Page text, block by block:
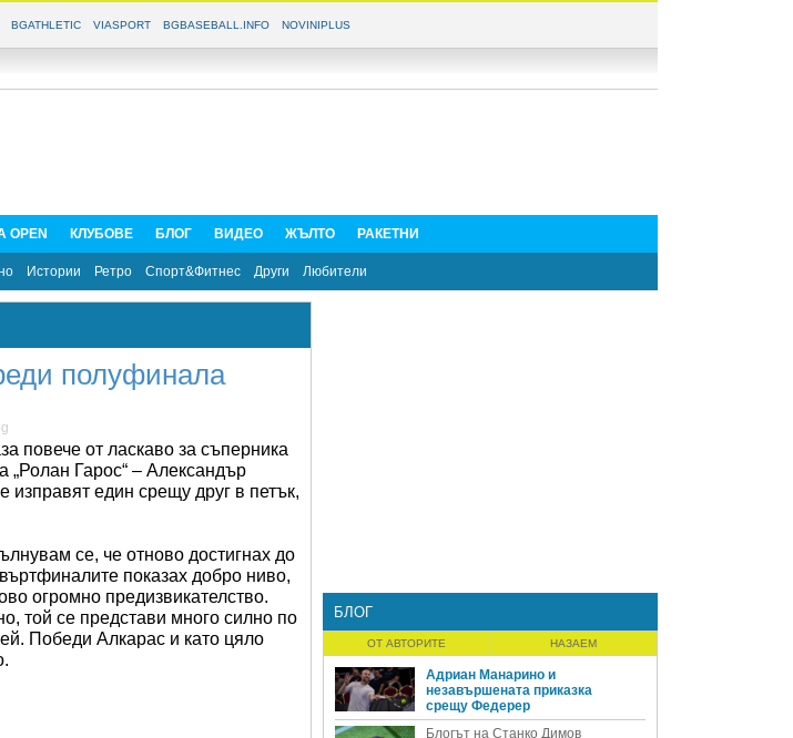
BGATHLETIC VIASPORT BGBASEBALL.INFO NOVINIPLUS
OPEN КЛУБОВЕ БЛОГ ВИДЕО ЖЪЛТО РАКЕТНИ
Истории Ретро Спорт&Фитнес Други Любители
полуфинала
повече от ласкаво за съперника
„Ролан Гарос“ – Александър
един срещу друг в петък,
се, че отново достигнах до
показах добро ниво,
огромно предизвикателство.
той се представи много силно по
Победи Алкарас и като цяло
БЛОГ
ОТ АВТОРИТЕ НАЗАЕМ
Адриан Манарино и
незавършената приказка
срещу Федерер
Блогът на Станко Димов